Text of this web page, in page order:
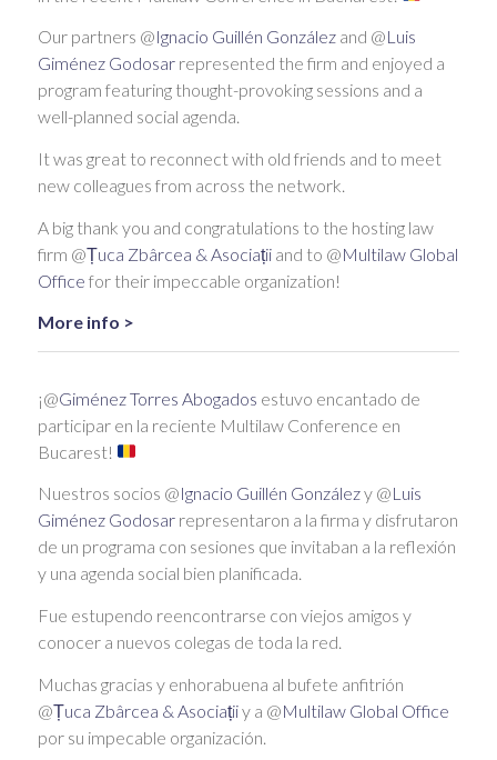
Our partners @Ignacio Guillén Gonzálezand @Luis
Giménez Godosarrepresented the firm and enjoyed a
program featuring thought-provoking sessions and a
well-planned social agenda.
It was great to reconnect with old friends and to meet
new colleagues from across the network.
A big thank you and congratulations to the hosting law
firm @Țuca Zbârcea & Asociațiiand to @Multilaw Global
Office for their impeccable organization!
More info >
¡@Giménez Torres Abogados estuvo encantado de
participar en la reciente Multilaw Conference en
Bucarest!
Nuestros socios @Ignacio Guillén Gonzálezy @Luis
Giménez Godosarrepresentaron a la firma y disfrutaron
de un programa con sesiones que invitaban a la reflexión
y una agenda social bien planificada.
Fue estupendo reencontrarse con viejos amigos y
conocer a nuevos colegas de toda la red.
Muchas gracias y enhorabuena al bufete anfitrión
@Țuca Zbârcea & Asociațiiy a @Multilaw Global Office
por su impecable organización.